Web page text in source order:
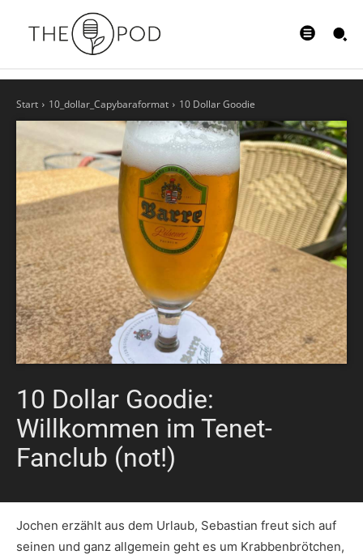
Start 10_dollar_Capybaraformat 10 Dollar Goodie
10 Dollar Goodie:
Willkommen im Tenet-
Fanclub (not!)
Jochen erzählt aus dem Urlaub, Sebastian freut sich auf
seinen und ganz allgemein geht es um Krabbenbrötchen,